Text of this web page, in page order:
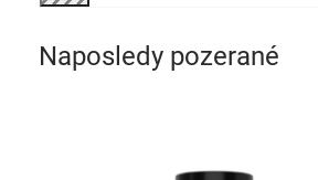
Naposledy pozerané